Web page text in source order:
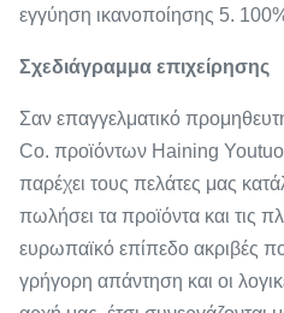
εγγύηση ικανοποίησης 5.
Σχεδιάγραμμα επιχείρησης
Σαν επαγγελματικό
Co. προϊόντων Haining
παρέχει τους πελάτες μας
πωλήσει τα προϊόντα και τις
ευρωπαϊκό επίπεδο ακριβές
γρήγορη απάντηση και οι